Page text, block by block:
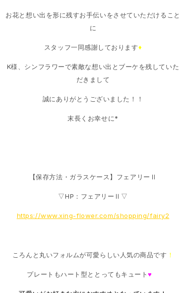
お花と想い出を形に残すお手伝いをさせていただけること
に
スタッフ一同感謝しております♦
K様、シンフラワーで素敵な想い出とブーケを残していた
だきまして
誠にありがとうございました！！
末長くお幸せに*
【保存方法・ガラスケース】フェアリーⅡ
▽HP：フェアリーⅡ▽
https://www.xing-flower.com/shopping/fairy2
ころんと丸いフォルムが可愛らしい人気の商品です ！
プレートもハート型ととってもキュート♥